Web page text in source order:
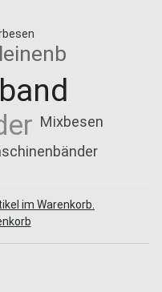
leinenb
Mixbesen
im Warenkorb.